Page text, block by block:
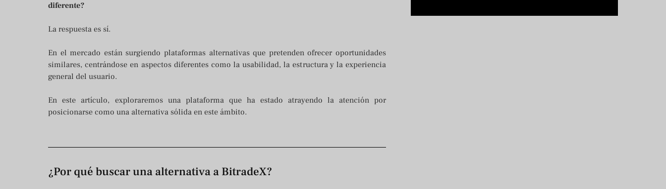
diferente?
La respuesta es sí.
En el mercado están surgiendo plataformas alternativas que pretenden ofrecer oportunidades
similares, centrándose en aspectos diferentes como la usabilidad, la estructura y la experiencia
general del usuario.
En este artículo, exploraremos una plataforma que ha estado atrayendo la atención por
posicionarse como una alternativa sólida en este ámbito.
¿Por qué buscar una alternativa a BitradeX?